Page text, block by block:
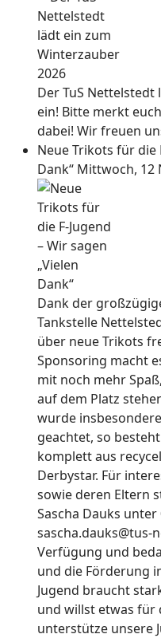
Der TuS
ein! Bitte merkt
dabei! Wir freuen
Neue Trikots für die
Dank“ Mittwoch, 12
Dank der
Tankstelle
über neue Trikots
Sponsoring macht
mit noch mehr
auf dem Platz
wurde
geachtet, so
komplett aus
Derbystar. Für
sowie deren Eltern
Sascha Dauks
Verfügung und
und die Förderung
Jugend braucht
und willst etwas für
unterstütze unsere